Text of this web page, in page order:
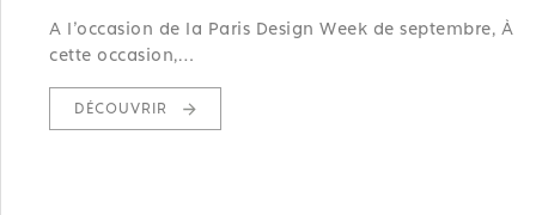
A l'occasion de la Paris Design Week de septembre, À
cette occasion,…
DÉCOUVRIR